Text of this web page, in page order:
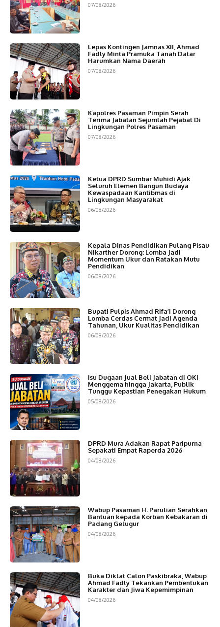
07/08/2026
Lepas Kontingen Jamnas XII, Ahmad
Fadly Minta Pramuka Tanah Datar
Harumkan Nama Daerah
07/08/2026
Kapolres Pasaman Pimpin Serah
Terima Jabatan Sejumlah Pejabat Di
Lingkungan Polres Pasaman
07/08/2026
Ketua DPRD Sumbar Muhidi Ajak
Seluruh Elemen Bangun Budaya
Kewaspadaan Kantibmas di
Lingkungan Masyarakat
06/08/2026
Kepala Dinas Pendidikan Pulang Pisau
Nikarther Dorong: Lomba Jadi
Momentum Ukur dan Ratakan Mutu
Pendidikan
06/08/2026
Bupati Pulpis Ahmad Rifa’i Dorong
Lomba Cerdas Cermat Jadi Agenda
Tahunan, Ukur Kualitas Pendidikan
06/08/2026
Isu Dugaan Jual Beli Jabatan di OKI
Menggema hingga Jakarta, Publik
Tunggu Kepastian Penegakan Hukum
05/08/2026
DPRD Mura Adakan Rapat Paripurna
Sepakati Empat Raperda 2026
04/08/2026
Wabup Pasaman H. Parulian Serahkan
Bantuan kepada Korban Kebakaran di
Padang Gelugur
04/08/2026
Buka Diklat Calon Paskibraka, Wabup
Ahmad Fadly Tekankan Pembentukan
Karakter dan Jiwa Kepemimpinan
04/08/2026